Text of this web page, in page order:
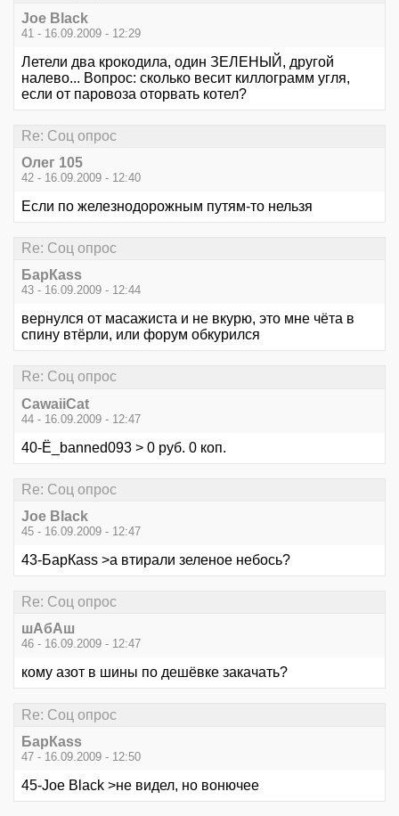
Joe Black
41 - 16.09.2009 - 12:29
Летели два крокодила, один ЗЕЛЕНЫЙ, другой
налево... Вопрос: сколько весит киллограмм угля,
если от паровоза оторвать котел?
Re: Соц опрос
Олег 105
42 - 16.09.2009 - 12:40
Если по железнодорожным путям-то нельзя
Re: Соц опрос
БарКаss
43 - 16.09.2009 - 12:44
вернулся от масажиста и не вкурю, это мне чёта в
спину втёрли, или форум обкурился
Re: Соц опрос
CawaiiCat
44 - 16.09.2009 - 12:47
40-Ё_banned093 > 0 руб. 0 коп.
Re: Соц опрос
Joe Black
45 - 16.09.2009 - 12:47
43-БарКаss >а втирали зеленое небось?
Re: Соц опрос
шАбАш
46 - 16.09.2009 - 12:47
кому азот в шины по дешёвке закачать?
Re: Соц опрос
БарКаss
47 - 16.09.2009 - 12:50
45-Joe Black >не видел, но вонючее